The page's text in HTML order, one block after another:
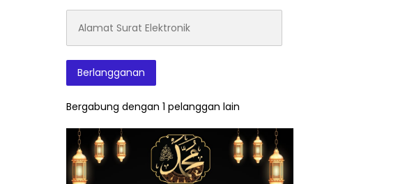
Surat
Elektronik
Berlangganan
Bergabung dengan 1 pelanggan lain